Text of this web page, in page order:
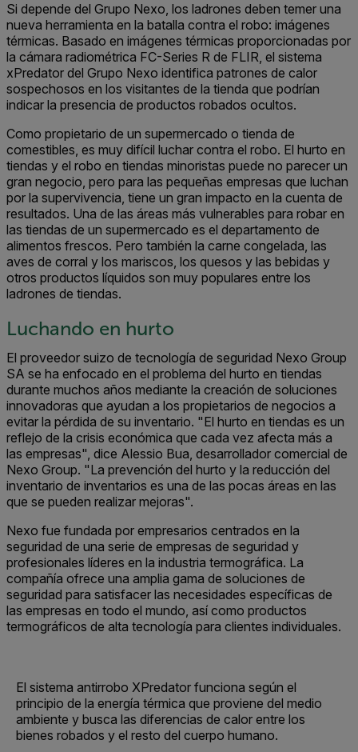
Si depende del Grupo Nexo, los ladrones deben temer una
nueva herramienta en la batalla contra el robo: imágenes
térmicas. Basado en imágenes térmicas proporcionadas por
la cámara radiométrica FC-Series R de FLIR, el sistema
xPredator del Grupo Nexo identifica patrones de calor
sospechosos en los visitantes de la tienda que podrían
indicar la presencia de productos robados ocultos.
Como propietario de un supermercado o tienda de
comestibles, es muy difícil luchar contra el robo. El hurto en
tiendas y el robo en tiendas minoristas puede no parecer un
gran negocio, pero para las pequeñas empresas que luchan
por la supervivencia, tiene un gran impacto en la cuenta de
resultados. Una de las áreas más vulnerables para robar en
las tiendas de un supermercado es el departamento de
alimentos frescos. Pero también la carne congelada, las
aves de corral y los mariscos, los quesos y las bebidas y
otros productos líquidos son muy populares entre los
ladrones de tiendas.
Luchando en hurto
El proveedor suizo de tecnología de seguridad Nexo Group
SA se ha enfocado en el problema del hurto en tiendas
durante muchos años mediante la creación de soluciones
innovadoras que ayudan a los propietarios de negocios a
evitar la pérdida de su inventario. "El hurto en tiendas es un
reflejo de la crisis económica que cada vez afecta más a
las empresas", dice Alessio Bua, desarrollador comercial de
Nexo Group. "La prevención del hurto y la reducción del
inventario de inventarios es una de las pocas áreas en las
que se pueden realizar mejoras".
Nexo fue fundada por empresarios centrados en la
seguridad de una serie de empresas de seguridad y
profesionales líderes en la industria termográfica. La
compañía ofrece una amplia gama de soluciones de
seguridad para satisfacer las necesidades específicas de
las empresas en todo el mundo, así como productos
termográficos de alta tecnología para clientes individuales.
El sistema antirrobo XPredator funciona según el
principio de la energía térmica que proviene del medio
ambiente y busca las diferencias de calor entre los
bienes robados y el resto del cuerpo humano.